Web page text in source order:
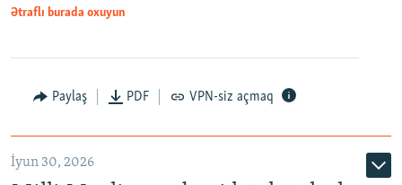
Ətraflı burada oxuyun
Paylaş PDF VPN-siz açmaq
İyun 30, 2026